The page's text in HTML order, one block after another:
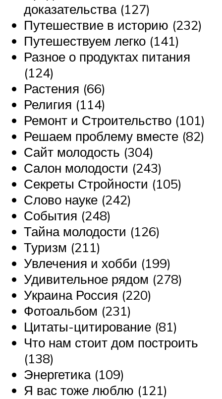
доказательства (127)
Путешествие в историю (232)
Путешествуем легко (141)
Разное о продуктах питания
(124)
Растения (66)
Религия (114)
Ремонт и Строительство (101)
Решаем проблему вместе (82)
Сайт молодость (304)
Салон молодости (243)
Секреты Стройности (105)
Слово науке (242)
События (248)
Тайна молодости (126)
Туризм (211)
Увлечения и хобби (199)
Удивительное рядом (278)
Украина Россия (220)
Фотоальбом (231)
Цитаты-цитирование (81)
Что нам стоит дом построить
(138)
Энергетика (109)
Я вас тоже люблю (121)